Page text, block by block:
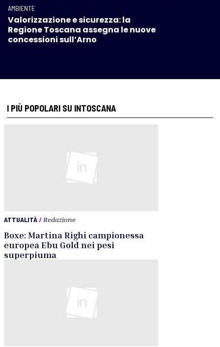
AMBIENTE
Valorizzazione e sicurezza: la
Regione Toscana assegna le nuove
concessioni sull’Arno
I PIÙ POPOLARI SU INTOSCANA
ATTUALITÀ/ Redazione
Boxe: Martina Righi campionessa
europea Ebu Gold nei pesi
superpiuma